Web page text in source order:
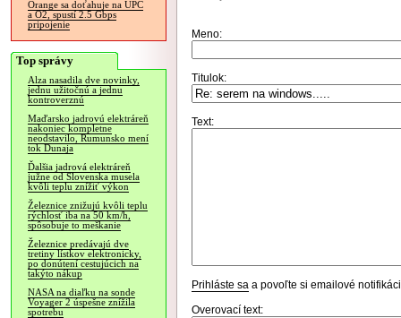
Orange sa doťahuje na UPC
a O2, spustí 2.5 Gbps
pripojenie
Top správy
Alza nasadila dve novinky,
jednu užitočnú a jednu
kontroverznú
Maďarsko jadrovú elektráreň
nakoniec kompletne
neodstavilo, Rumunsko mení
tok Dunaja
Ďalšia jadrová elektráreň
južne od Slovenska musela
kvôli teplu znížiť výkon
Železnice znižujú kvôli teplu
rýchlosť iba na 50 km/h,
spôsobuje to meškanie
Železnice predávajú dve
tretiny lístkov elektronicky,
po donútení cestujúcich na
takýto nákup
NASA na diaľku na sonde
Voyager 2 úspešne znížila
spotrebu
Meno:
Titulok:
Text:
Prihláste sa a povoľte si emailové
Overovací text: